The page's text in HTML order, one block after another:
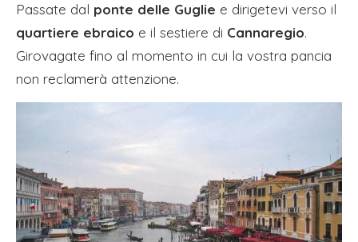
Passate dal ponte delle Guglie e dirigetevi verso il
quartiere ebraico e il sestiere di Cannaregio.
Girovagate fino al momento in cui la vostra pancia
non reclamerà attenzione.